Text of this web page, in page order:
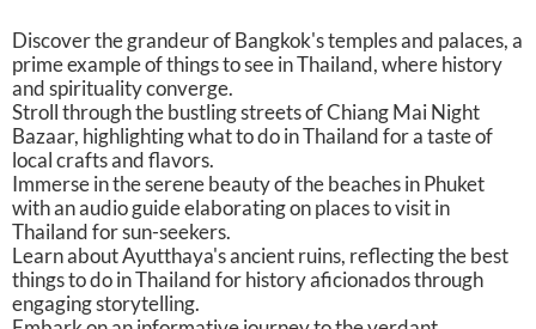
Discover the grandeur of Bangkok's temples and palaces, a
prime example of things to see in Thailand, where history
and spirituality converge.
Stroll through the bustling streets of Chiang Mai Night
Bazaar, highlighting what to do in Thailand for a taste of
local crafts and flavors.
Immerse in the serene beauty of the beaches in Phuket
with an audio guide elaborating on places to visit in
Thailand for sun-seekers.
Learn about Ayutthaya's ancient ruins, reflecting the best
things to do in Thailand for history aficionados through
engaging storytelling.